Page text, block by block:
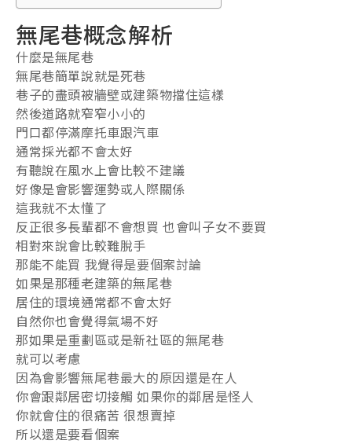
無尾巷概念解析
什麼是無尾巷
無尾巷簡單說就是死巷
巷子的盡頭被牆壁或建築物擋住這樣
然後道路就窄窄小小的
門口都停滿摩托車跟汽車
通常採光都不會太好
有聽說在風水上會比較不建議
好像是會影響運勢或人際關係
這我就不太懂了
反正很多長輩都不會想買 也會叫子女不要買
相對來說會比較難脫手
那能不能買 我覺得是要個案討論
如果是那種老建築的無尾巷
居住的環境通常都不會太好
自然你也會覺得氣場不好
那如果是重劃區或是新社區的無尾巷
就可以考慮
因為會影響無尾巷最大的原因還是在人
你會跟鄰居密切接觸 如果你的鄰居是怪人
你就會住的很痛苦 很想賣掉
所以還是要看個案